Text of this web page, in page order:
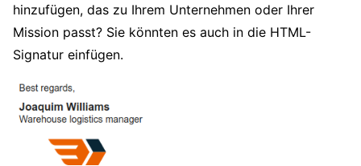
hinzufügen, das zu Ihrem Unternehmen oder Ihrer
Mission passt? Sie könnten es auch in die HTML-
Signatur einfügen.